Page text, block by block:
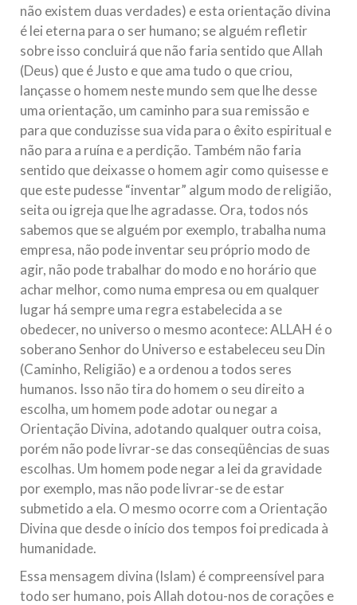
não existem duas verdades) e esta orientação divina
é lei eterna para o ser humano; se alguém refletir
sobre isso concluirá que não faria sentido que Allah
(Deus) que é Justo e que ama tudo o que criou,
lançasse o homem neste mundo sem que lhe desse
uma orientação, um caminho para sua remissão e
para que conduzisse sua vida para o êxito espiritual e
não para a ruína e a perdição. Também não faria
sentido que deixasse o homem agir como quisesse e
que este pudesse “inventar” algum modo de religião,
seita ou igreja que lhe agradasse. Ora, todos nós
sabemos que se alguém por exemplo, trabalha numa
empresa, não pode inventar seu próprio modo de
agir, não pode trabalhar do modo e no horário que
achar melhor, como numa empresa ou em qualquer
lugar há sempre uma regra estabelecida a se
obedecer, no universo o mesmo acontece: ALLAH é o
soberano Senhor do Universo e estabeleceu seu Din
(Caminho, Religião) e a ordenou a todos seres
humanos. Isso não tira do homem o seu direito a
escolha, um homem pode adotar ou negar a
Orientação Divina, adotando qualquer outra coisa,
porém não pode livrar-se das conseqüências de suas
escolhas. Um homem pode negar a lei da gravidade
por exemplo, mas não pode livrar-se de estar
submetido a ela. O mesmo ocorre com a Orientação
Divina que desde o início dos tempos foi predicada à
humanidade.
Essa mensagem divina (Islam) é compreensível para
todo ser humano, pois Allah dotou-nos de corações e